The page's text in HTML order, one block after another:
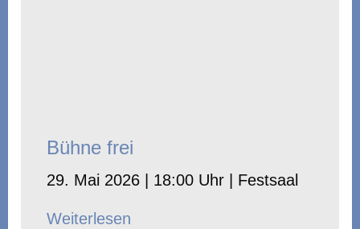
Bühne frei
29. Mai 2026 | 18:00 Uhr | Festsaal
Weiterlesen